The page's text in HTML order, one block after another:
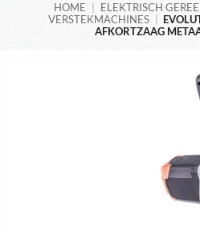
HOME ELEKTRISCH
VERSTEKMACHINES
AFKORTZAAG